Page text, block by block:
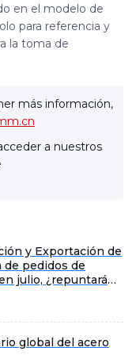
en el modelo de
para referencia y
la toma de
más información,
a nuestros
y Exportación de
de pedidos de
julio, ¿repuntarán
global del acero